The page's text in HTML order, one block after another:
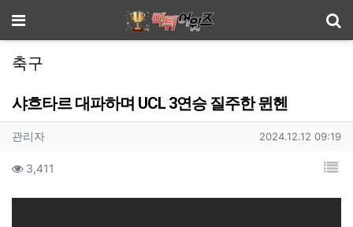
메뉴
축구
샤흐타르 대파하며 UCL 3연승 질주한 뮌헨
작성자 정보
관리자작성 작성일
2024.12.12 09:19
컨텐츠 정보
3,411 목